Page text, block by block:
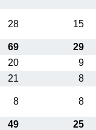
28 15
69
29
20
9
21
8
8 8
49
25